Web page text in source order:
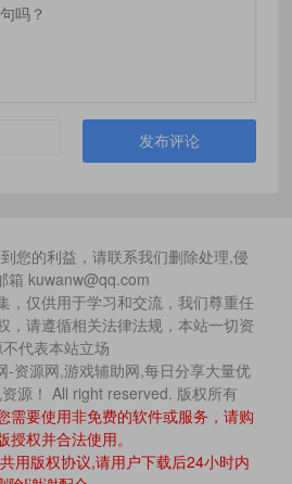
发布评论
您的利益，请联系我们删除处理,侵
箱 kuwanw@qq.com
，仅供用于学习和交流，我们尊重任
，请遵循相关法律法规，本站一切资
代表本站立场
资源网,游戏辅助网,每日分享大量优
源！ All right reserved. 版权所有
需要使用非免费的软件或服务，请购
授权并合法使用。
用版权协议,请用户下载后24小时内